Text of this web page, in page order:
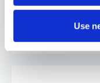
Use
Metylfenidát